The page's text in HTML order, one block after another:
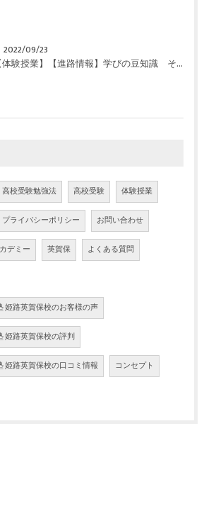
2022/09/23
【体験授業】【進路情報】学びの豆知識 その106 やはり目的がないとモチベーションが上がらない ｜英賀保駅前のすらら学習塾姫路英賀保校
高校受験勉強法 高校受験 体験授業
プライバシーポリシー お問い合わせ
デミー 英賀保 よくある質問
姫路英賀保校のお客様の声
姫路英賀保校の評判
姫路英賀保校の口コミ情報 コンセプト